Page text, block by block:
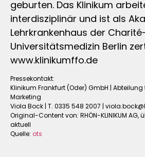
geburten. Das Klinikum
interdisziplinär und ist als
Lehrkrankenhaus der
Universitätsmedizin Berlin
www.klinikumffo.de
Pressekontakt:
Klinikum Frankfurt (Oder) GmbH |
Marketing
Viola Bock | T. 0335 548 2007 |
Original-Content von: RHÖN-KLINIKUM
aktuell
Quelle: ots